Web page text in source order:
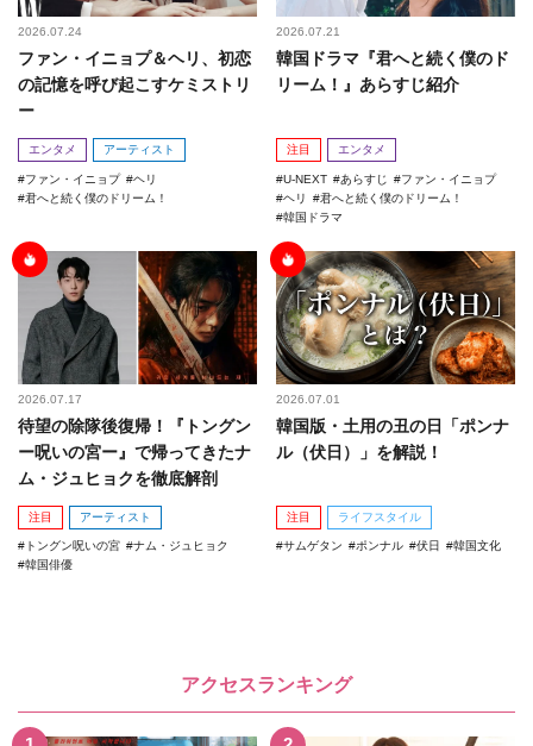
2026.07.24
ファン・イニョプ＆ヘリ、初恋
の記憶を呼び起こすケミストリ
ー
エンタメ アーティスト
ファン・イニョプ
ヘリ
君へと続く僕のドリーム！
2026.07.21
韓国ドラマ『君へと続く僕のド
リーム！』あらすじ紹介
注目 エンタメ
U-NEXT あらすじ
ファン・イニョプ
ヘリ
君へと続く僕のドリーム！
韓国ドラマ
2026.07.17
待望の除隊後復帰！『トングン
ー呪いの宮ー』で帰ってきたナ
ム・ジュヒョクを徹底解剖
注目 アーティスト
トングン呪いの宮
ナム・ジュヒョク
韓国俳優
2026.07.01
韓国版・土用の丑の日「ポンナ
ル（伏日）」を解説！
注目 ライフスタイル
サムゲタン ポンナル 伏日 韓国文化
アクセスランキング